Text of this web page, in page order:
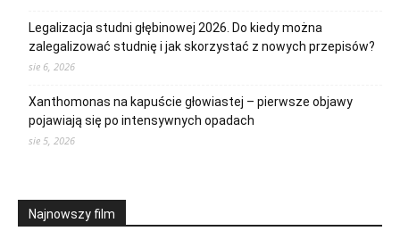
Legalizacja studni głębinowej 2026. Do kiedy można
zalegalizować studnię i jak skorzystać z nowych przepisów?
sie 6, 2026
Xanthomonas na kapuście głowiastej – pierwsze objawy
pojawiają się po intensywnych opadach
sie 5, 2026
Najnowszy film